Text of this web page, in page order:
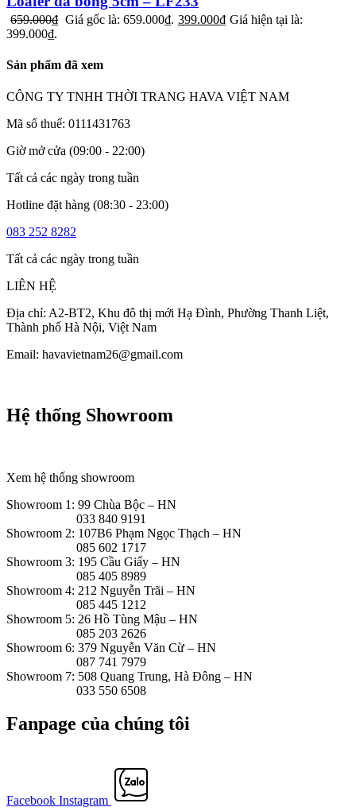
659.000₫ Giá gốc là: 659.000₫. 399.000₫ Giá hiện tại là:
399.000₫.
Sản phẩm đã xem
CÔNG TY TNHH THỜI TRANG HAVA VIỆT NAM
Mã số thuế: 0111431763
Giờ mở cửa (09:00 - 22:00)
Tất cả các ngày trong tuần
Hotline đặt hàng (08:30 - 23:00)
083 252 8282
Tất cả các ngày trong tuần
LIÊN HỆ
Địa chỉ: A2-BT2, Khu đô thị mới Hạ Đình, Phường Thanh Liệt,
Thành phố Hà Nội, Việt Nam
Email: havavietnam26@gmail.com
Hệ thống Showroom
Xem hệ thống showroom
Showroom 1: 99 Chùa Bộc – HN
033 840 9191
Showroom 2: 107B6 Phạm Ngọc Thạch – HN
085 602 1717
Showroom 3: 195 Cầu Giấy – HN
085 405 8989
Showroom 4: 212 Nguyễn Trãi – HN
085 445 1212
Showroom 5: 26 Hồ Tùng Mậu – HN
085 203 2626
Showroom 6: 379 Nguyễn Văn Cừ – HN
087 741 7979
Showroom 7: 508 Quang Trung, Hà Đông – HN
033 550 6508
Fanpage của chúng tôi
Facebook Instagram